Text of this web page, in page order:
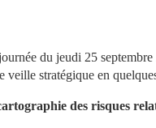
du jeudi 25
stratégique en
des risques